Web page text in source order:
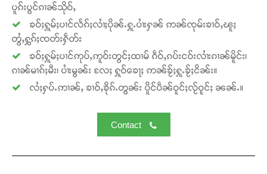
Support SHAN
တႃႇႁႂ်ႈသဵင်ၵၢင်ၸႂ်ၵူၼ်းမိူင်း ၵူႈတီႈၵူႈလႅၼ်ပေႃးတေၸွ
တ်ႇ တူဝ်ႈလုမ်ႈၾႃႉၼၼ်ႉ ၶဝ်ႈႁူမ်ႈၵမ်ႉထႅမ် ၸုမ်းၶၢ
ဝ်ႇၽူႈတွႆႇႁွၵ်ႈ လႆႈယူႇၶႃႈဢေႃႈ။
Donate Now
ပူၵ်းပွင်ၵၢၼ်သိုဝ်ႇ
ၶဝ်ႈႁူမ်ႈပၢင်လႅၵ်ႈလၢႆႈပိုၼ်ႉႁူႉပၢႆးႁၼ် ဢၼ်ၸုမ်းၶၢဝ်ႇၽူႈ
တွႆႇႁွၵ်ႈၸတ်းႁဵတ်း
ၶဝ်ႈႁူမ်ႈပၢင်ဢုပ်ႇဢူဝ်းတွင်ႈထၢမ် ၵဵဝ်ႇၵပ်းငဝ်းလၢႆးၵၢၼ်မိူင်း၊
ၵၢၼ်မၢၵ်ႈမီး၊ ပၢႆးမွၼ်း လႄႈ ႁူဝ်ၶေႃႈ ဢၼ်ၶႂ်ႈႁူႉၶႂ်ႈငိၼ်း။
လႆႈႁပ်ႉဢၢၼ်ႇ ၶၢဝ်ႇၶိုၵ်ႉတွၼ်း ပိူင်ပဵၼ်ဝူင်ႈလႂ်ဝူင်ႈ ၼၼ်ႉ။
Contact